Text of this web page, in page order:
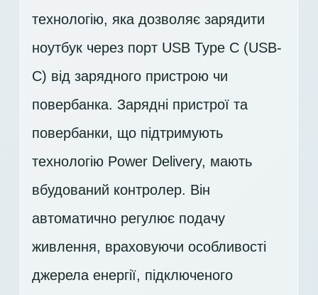
технологію, яка дозволяє зарядити
ноутбук через порт USB Type C (USB-
C) від зарядного пристрою чи
повербанка. Зарядні пристрої та
повербанки, що підтримують
технологію Power Delivery, мають
вбудований контролер. Він
автоматично регулює подачу
живлення, враховуючи особливості
джерела енергії, підключеного